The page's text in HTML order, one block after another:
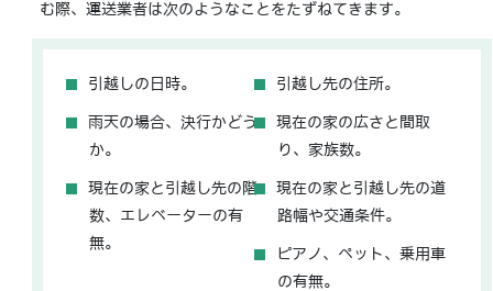
む際、運送業者は次のようなことをたずねてきます。
引越しの日時。 引越し先の住所。
雨天の場合、決行かどう
か。
現在の家の広さと間取
り、家族数。
現在の家と引越し先の階
数、エレベーターの有
無。
現在の家と引越し先の道
路幅や交通条件。
ピアノ、ペット、乗用車
の有無。